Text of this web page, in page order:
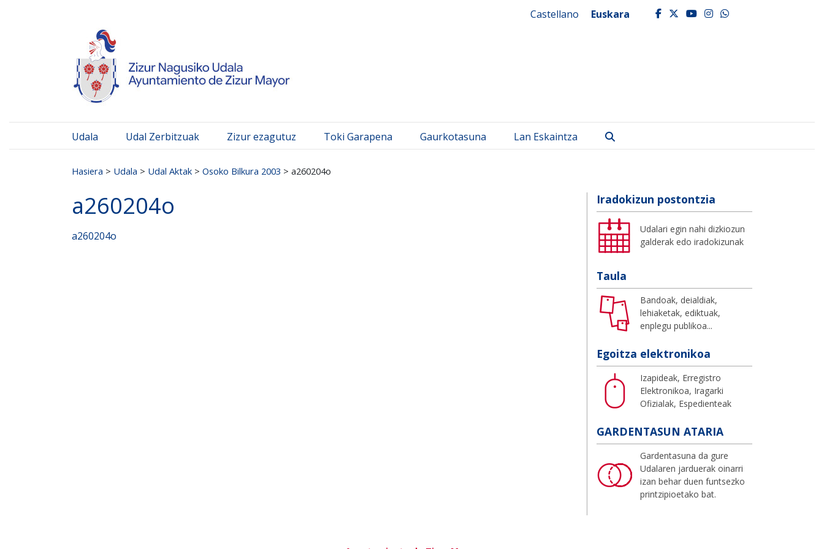
Castellano Euskara facebook
twitter
youtube
instagram
whatsapp
Udala Udal Zerbitzuak Zizur ezagutuz Toki Garapena Gaurkotasuna Lan Eskaintza
Hasiera > Udala > Udal Aktak > Osoko Bilkura 2003 > a260204o
a260204o
a260204o
Iradokizun postontzia
Udalari egin nahi dizkiozun
galderak edo iradokizunak
Taula
Bandoak, deialdiak,
lehiaketak, ediktuak,
enplegu publikoa...
Egoitza elektronikoa
Izapideak, Erregistro
Elektronikoa, Iragarki
Ofizialak, Espedienteak
GARDENTASUN ATARIA
Gardentasuna da gure
Udalaren jarduerak oinarri
izan behar duen funtsezko
printzipioetako bat.